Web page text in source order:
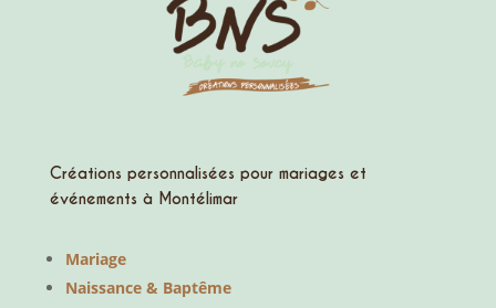
Créations personnalisées pour mariages et
événements à Montélimar
Mariage
Naissance & Baptême